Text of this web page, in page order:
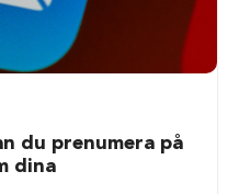
du prenumera på
dina